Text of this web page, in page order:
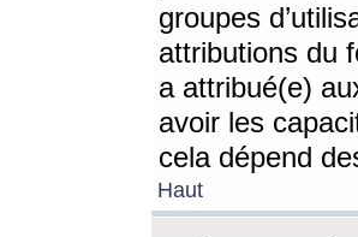
groupes
attributions du
a attribué(e)
avoir les
cela dépend
Haut